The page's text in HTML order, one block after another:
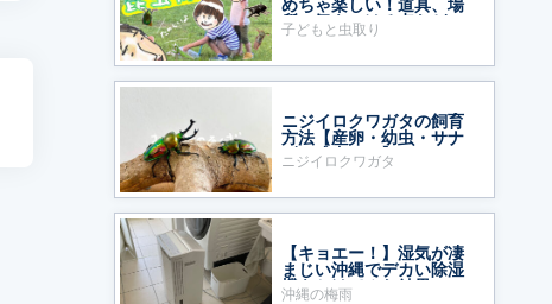
所、気をつける点など
子どもと虫取り
ニジイロクワガタの飼育
方法【産卵・幼虫・サナ
ギ・成虫まで】
ニジイロクワガタ
【キョエー！】湿気が凄
まじい沖縄でデカい除湿
機をかけてみた結果……
沖縄の梅雨